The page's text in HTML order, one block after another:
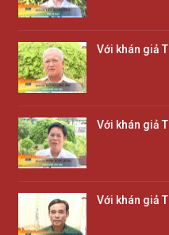
Với khán giả
Với khán giả
Với khán giả